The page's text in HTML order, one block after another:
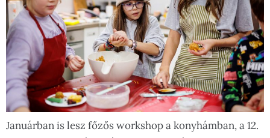
Januárban is lesz főzős workshop a konyhámban, a 12.